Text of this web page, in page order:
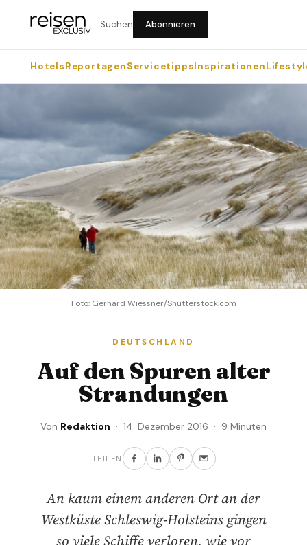
Suchen Abonnieren
HotelsReportagenServicetippsInspirationen
Foto: Gerhard Wiessner/Shutterstock.com
DEUTSCHLAND
Auf den Spuren alter
Strandungen
Von Redaktion · 14. Dezember 2016 · 9 Minuten
TEILEN
An kaum einem anderen Ort an der
Westküste Schleswig-Holsteins gingen
so viele Schiffe verloren, wie vor